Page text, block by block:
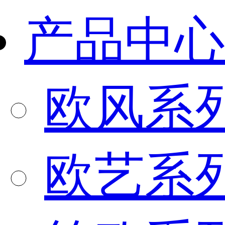
产品中心
欧风系
欧艺系